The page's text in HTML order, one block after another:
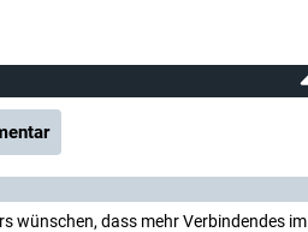
wünschen, dass mehr Verbindendes im